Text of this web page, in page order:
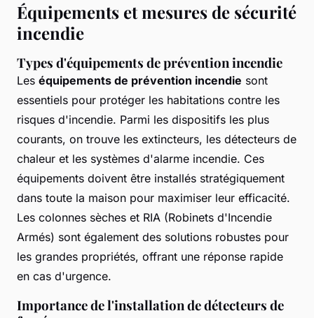
Équipements et mesures de sécurité
incendie
Types d'équipements de prévention incendie
Les équipements de prévention incendie sont
essentiels pour protéger les habitations contre les
risques d'incendie. Parmi les dispositifs les plus
courants, on trouve les extincteurs, les détecteurs de
chaleur et les systèmes d'alarme incendie. Ces
équipements doivent être installés stratégiquement
dans toute la maison pour maximiser leur efficacité.
Les colonnes sèches et RIA (Robinets d'Incendie
Armés) sont également des solutions robustes pour
les grandes propriétés, offrant une réponse rapide
en cas d'urgence.
Importance de l'installation de détecteurs de